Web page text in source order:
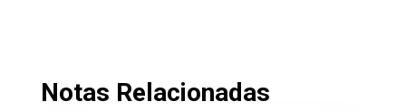
Notas Relacionadas